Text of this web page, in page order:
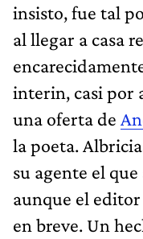
insisto, fue tal
al llegar a casa
interin, casi por
una oferta de
la poeta.
su agente el
aunque el
en breve. Un